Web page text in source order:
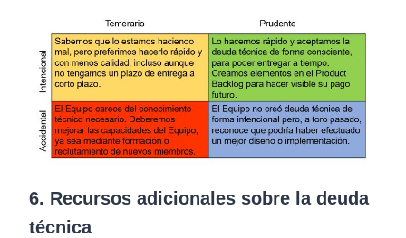
6. Recursos adicionales sobre la deuda
técnica